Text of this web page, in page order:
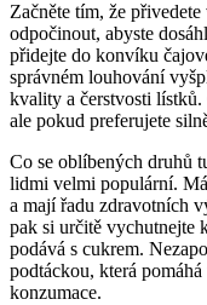
Začněte tím, že
odpočinout, abyste
přidejte do konvíku
správném louhování
kvality a čerstvosti
ale pokud preferujete
Co se oblíbených druhů
lidmi velmi populární.
a mají řadu zdravotních
pak si určitě vychutnejte
podává s cukrem.
podtáckou, která
konzumace.